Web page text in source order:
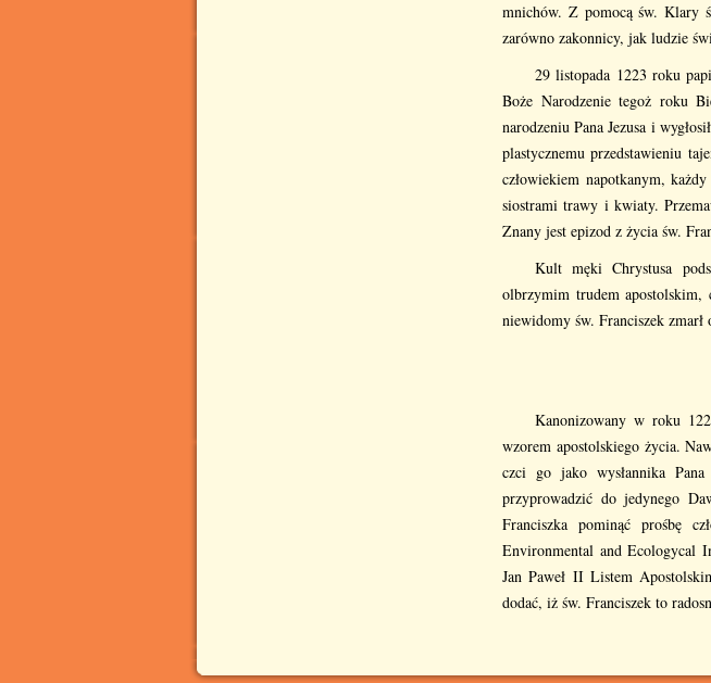
mnichów. Z pomocą św. Klary
zarówno zakonnicy, jak ludzie
29 listopada 1223 roku
Boże Narodzenie tegoż roku
narodzeniu Pana Jezusa i
plastycznemu przedstawieniu
człowiekiem napotkanym,
siostrami trawy i kwiaty.
Znany jest epizod z życia św.
Kult męki Chrystusa
olbrzymim trudem
niewidomy św. Franciszek
Kanonizowany w roku
wzorem apostolskiego życia.
czci go jako wysłannika
przyprowadzić do jedynego
Franciszka pominąć prośbę
Environmental and Ecologycal
Jan Paweł II Listem
dodać, iż św. Franciszek to